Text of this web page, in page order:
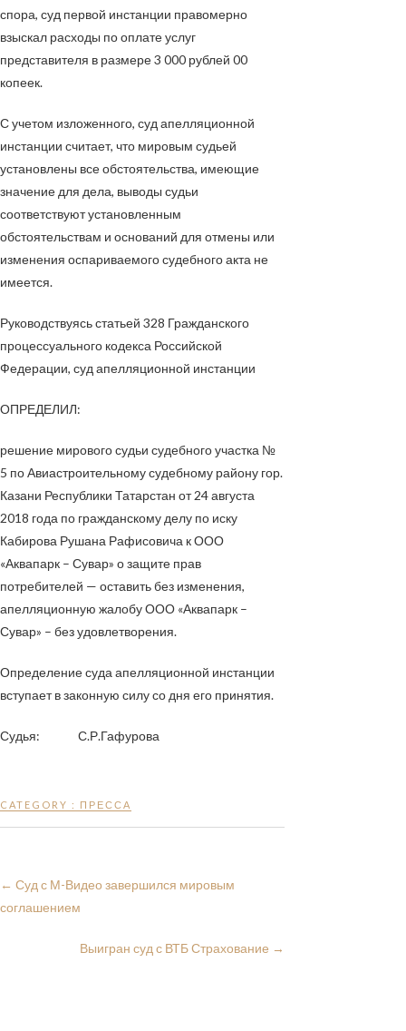
спора, суд первой инстанции правомерно
взыскал расходы по оплате услуг
представителя в размере 3 000 рублей 00
копеек.
С учетом изложенного, суд апелляционной
инстанции считает, что мировым судьей
установлены все обстоятельства, имеющие
значение для дела, выводы судьи
соответствуют установленным
обстоятельствам и оснований для отмены или
изменения оспариваемого судебного акта не
имеется.
Руководствуясь статьей 328 Гражданского
процессуального кодекса Российской
Федерации, суд апелляционной инстанции
ОПРЕДЕЛИЛ:
решение мирового судьи судебного участка №
5 по Авиастроительному судебному району гор.
Казани Республики Татарстан от 24 августа
2018 года по гражданскому делу по иску
Кабирова Рушана Рафисовича к ООО
«Аквапарк – Сувар» о защите прав
потребителей — оставить без изменения,
апелляционную жалобу ООО «Аквапарк –
Сувар» – без удовлетворения.
Определение суда апелляционной инстанции
вступает в законную силу со дня его принятия.
Судья: С.Р.Гафурова
CATEGORY : ПРЕССА
← Суд с М-Видео завершился мировым
соглашением
Выигран суд с ВТБ Страхование →